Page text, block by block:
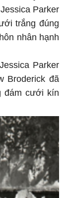
Parker
trắng đúng
nhân hạnh
Parker
Broderick đã
đám cưới kín